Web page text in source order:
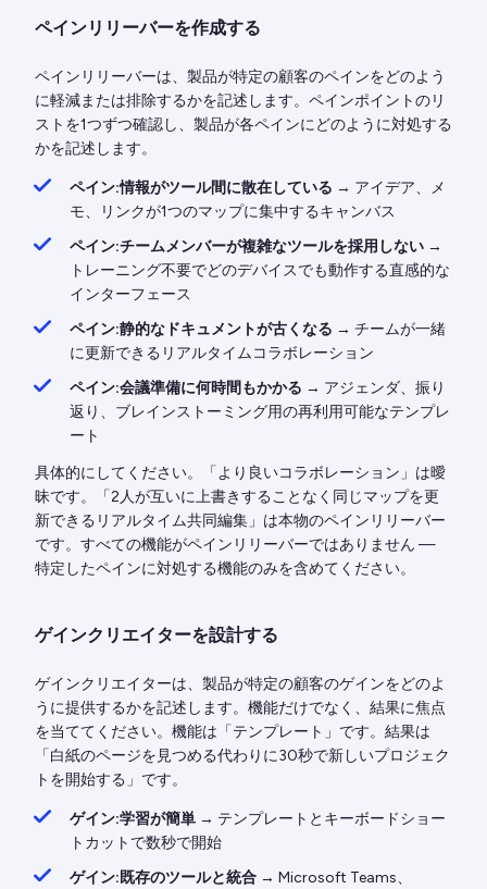
ペインリリーバーを作成する
ペインリリーバーは、製品が特定の顧客のペインをどのよう
に軽減または排除するかを記述します。ペインポイントのリ
ストを1つずつ確認し、製品が各ペインにどのように対処する
かを記述します。
ペイン:情報がツール間に散在している → アイデア、メ
モ、リンクが1つのマップに集中するキャンバス
ペイン:チームメンバーが複雑なツールを採用しない →
トレーニング不要でどのデバイスでも動作する直感的な
インターフェース
ペイン:静的なドキュメントが古くなる → チームが一緒
に更新できるリアルタイムコラボレーション
ペイン:会議準備に何時間もかかる → アジェンダ、振り
返り、ブレインストーミング用の再利用可能なテンプレ
ート
具体的にしてください。「より良いコラボレーション」は曖
昧です。「2人が互いに上書きすることなく同じマップを更
新できるリアルタイム共同編集」は本物のペインリリーバー
です。すべての機能がペインリリーバーではありません —
特定したペインに対処する機能のみを含めてください。
ゲインクリエイターを設計する
ゲインクリエイターは、製品が特定の顧客のゲインをどのよ
うに提供するかを記述します。機能だけでなく、結果に焦点
を当ててください。機能は「テンプレート」です。結果は
「白紙のページを見つめる代わりに30秒で新しいプロジェク
トを開始する」です。
ゲイン:学習が簡単 → テンプレートとキーボードショー
トカットで数秒で開始
ゲイン:既存のツールと統合 → Microsoft Teams、